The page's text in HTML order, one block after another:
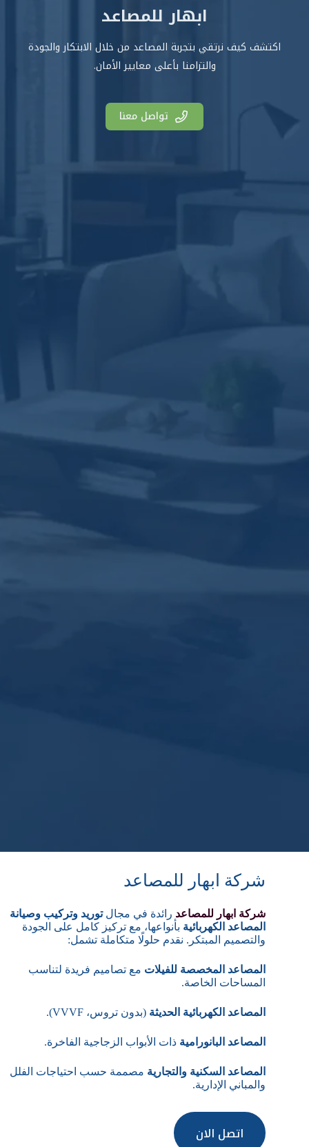
ابهار للمصاعد
اكتشف كيف نرتقي بتجربة المصاعد من خلال الابتكار والجودة
والتزامنا بأعلى معايير الأمان.
تواصل معنا
شركة ابهار للمصاعد
شركة ابهار للمصاعد رائدة في مجالتوريد وتركيب وصيانة
المصاعد الكهربائية بأنواعها، مع تركيز كامل على الجودة
والتصميم المبتكر. نقدم حلولًا متكاملة تشمل:
المصاعد المخصصة للفيلات مع تصاميم فريدة لتناسب
المساحات الخاصة.
المصاعد الكهربائية الحديثة(بدون تروس، VVVF).
المصاعد البانوراميةذات الأبواب الزجاجية الفاخرة.
المصاعد السكنية والتجارية مصممة حسب احتياجات الفلل
والمباني الإدارية.
اتصل الان